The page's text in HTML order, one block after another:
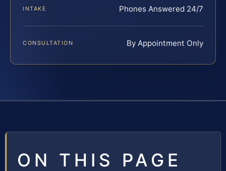
INTAKE Phones Answered 24/7
CONSULTATION By Appointment Only
ON THIS PAGE